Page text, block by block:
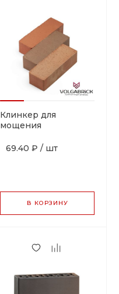
Клинкер для
мощения
69.40 ₽ / шт
В КОРЗИНУ